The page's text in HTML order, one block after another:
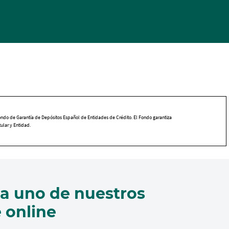
de Garantía de Depósitos Español de Entidades de Crédito. El Fondo garantiza
y Entidad.
uno de nuestros
online